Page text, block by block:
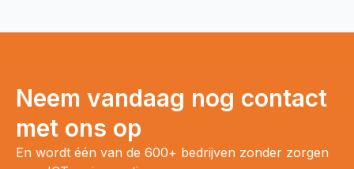
Neem vandaag nog contact
met ons op
En wordt één van de 600+ bedrijven zonder zorgen